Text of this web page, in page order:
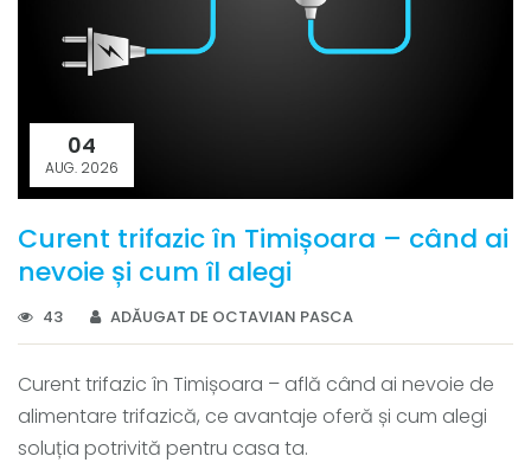
04
AUG. 2026
Curent trifazic în Timișoara – când ai
nevoie și cum îl alegi
43 ADĂUGAT DE OCTAVIAN PASCA
Curent trifazic în Timișoara – află când ai nevoie de
alimentare trifazică, ce avantaje oferă și cum alegi
soluția potrivită pentru casa ta.